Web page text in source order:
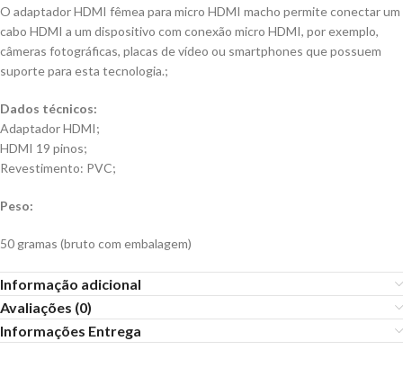
O adaptador HDMI fêmea para micro HDMI macho permite conectar um
cabo HDMI a um dispositivo com conexão micro HDMI, por exemplo,
câmeras fotográficas, placas de vídeo ou smartphones que possuem
suporte para esta tecnologia.;
Dados técnicos:
Adaptador HDMI;
HDMI 19 pinos;
Revestimento: PVC;
Peso:
50 gramas (bruto com embalagem)
Informação adicional
Avaliações (0)
Informações Entrega